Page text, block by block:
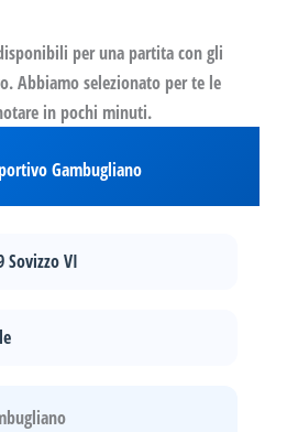
per una partita con gli
Abbiamo selezionato per te le
in pochi minuti.
Gambugliano
Sovizzo VI